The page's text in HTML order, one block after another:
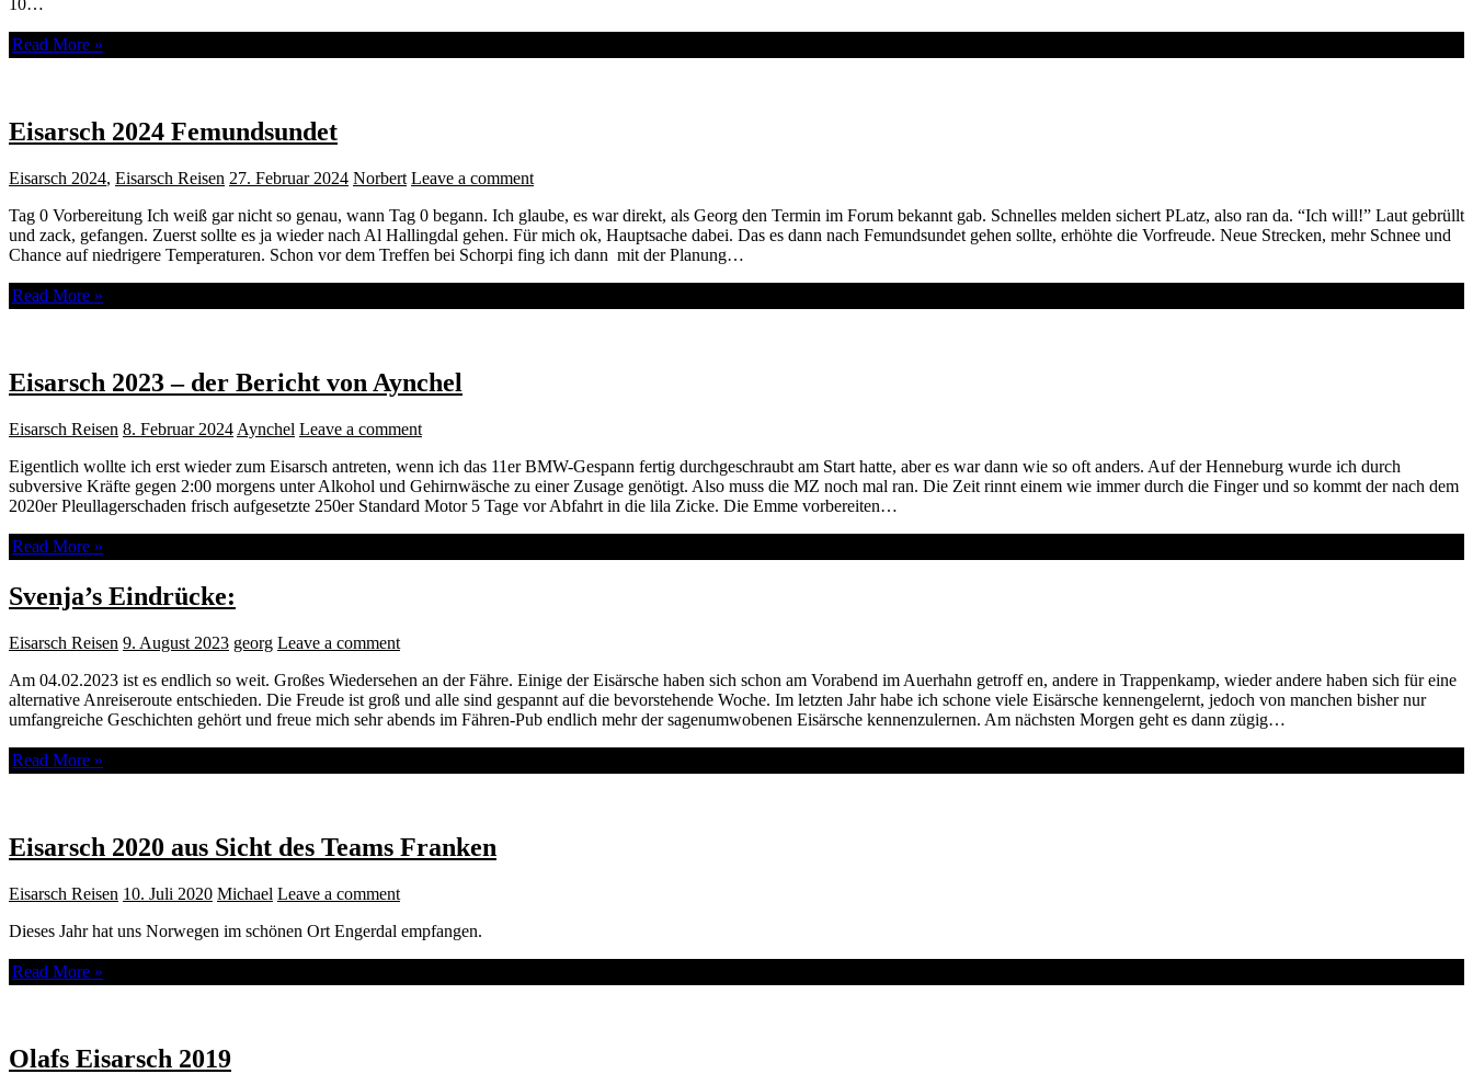
10…
Read More »
Eisarsch 2024 Femundsundet
Eisarsch 2024, Eisarsch Reisen 27. Februar 2024 Norbert Leave a comment
Tag 0 Vorbereitung Ich weiß gar nicht so genau, wann Tag 0 begann. Ich glaube, es war direkt, als Georg den Termin im Forum bekannt gab. Schnelles melden sichert PLatz, also ran da. “Ich will!” Laut gebrüllt
und zack, gefangen. Zuerst sollte es ja wieder nach Al Hallingdal gehen. Für mich ok, Hauptsache dabei. Das es dann nach Femundsundet gehen sollte, erhöhte die Vorfreude. Neue Strecken, mehr Schnee und
Chance auf niedrigere Temperaturen. Schon vor dem Treffen bei Schorpi fing ich dann mit der Planung…
Read More »
Eisarsch 2023 – der Bericht von Aynchel
Eisarsch Reisen 8. Februar 2024 Aynchel Leave a comment
Eigentlich wollte ich erst wieder zum Eisarsch antreten, wenn ich das 11er BMW-Gespann fertig durchgeschraubt am Start hatte, aber es war dann wie so oft anders. Auf der Henneburg wurde ich durch
subversive Kräfte gegen 2:00 morgens unter Alkohol und Gehirnwäsche zu einer Zusage genötigt. Also muss die MZ noch mal ran. Die Zeit rinnt einem wie immer durch die Finger und so kommt der nach dem
2020er Pleullagerschaden frisch aufgesetzte 250er Standard Motor 5 Tage vor Abfahrt in die lila Zicke. Die Emme vorbereiten…
Read More »
Svenja’s Eindrücke:
Eisarsch Reisen 9. August 2023 georg Leave a comment
Am 04.02.2023 ist es endlich so weit. Großes Wiedersehen an der Fähre. Einige der Eisärsche haben sich schon am Vorabend im Auerhahn getroff en, andere in Trappenkamp, wieder andere haben sich für eine
alternative Anreiseroute entschieden. Die Freude ist groß und alle sind gespannt auf die bevorstehende Woche. Im letzten Jahr habe ich schone viele Eisärsche kennengelernt, jedoch von manchen bisher nur
umfangreiche Geschichten gehört und freue mich sehr abends im Fähren-Pub endlich mehr der sagenumwobenen Eisärsche kennenzulernen. Am nächsten Morgen geht es dann zügig…
Read More »
Eisarsch 2020 aus Sicht des Teams Franken
Eisarsch Reisen 10. Juli 2020 Michael Leave a comment
Dieses Jahr hat uns Norwegen im schönen Ort Engerdal empfangen.
Read More »
Olafs Eisarsch 2019